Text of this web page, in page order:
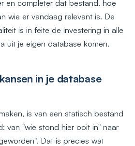
en completer dat bestand, hoe
wie er vandaag relevant is. De
is in feite de investering in alle
uit je eigen database komen.
in je database
is van een statisch bestand
van "wie stond hier ooit in" naar
Dat is precies wat